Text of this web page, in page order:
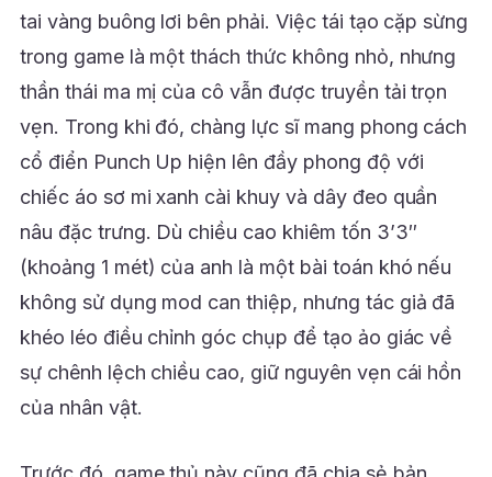
tai vàng buông lơi bên phải. Việc tái tạo cặp sừng
trong game là một thách thức không nhỏ, nhưng
thần thái ma mị của cô vẫn được truyền tải trọn
vẹn. Trong khi đó, chàng lực sĩ mang phong cách
cổ điển Punch Up hiện lên đầy phong độ với
chiếc áo sơ mi xanh cài khuy và dây đeo quần
nâu đặc trưng. Dù chiều cao khiêm tốn 3’3″
(khoảng 1 mét) của anh là một bài toán khó nếu
không sử dụng mod can thiệp, nhưng tác giả đã
khéo léo điều chỉnh góc chụp để tạo ảo giác về
sự chênh lệch chiều cao, giữ nguyên vẹn cái hồn
của nhân vật.